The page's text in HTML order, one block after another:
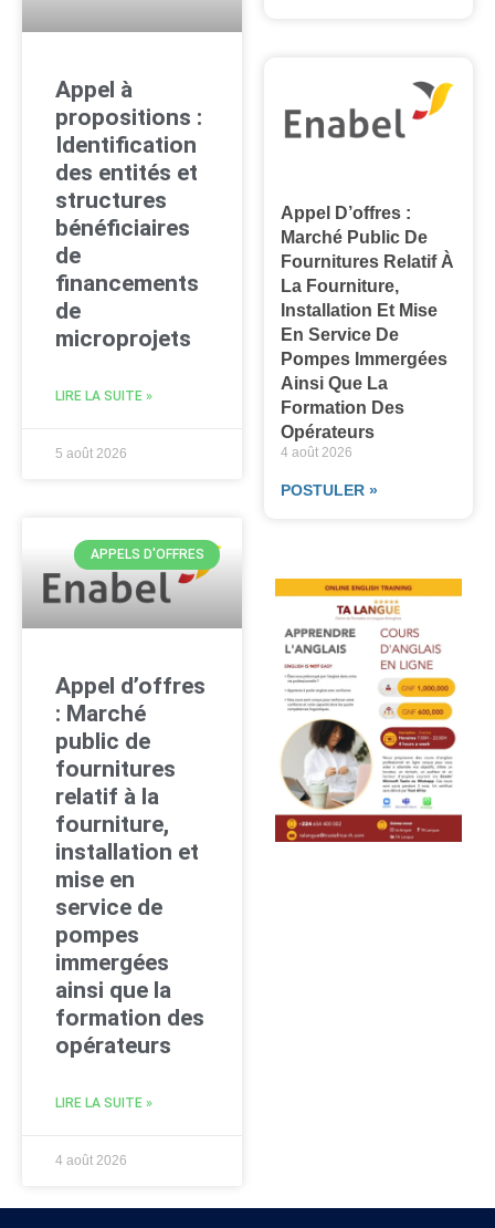
Appel à
propositions :
Identification
des entités et
structures
bénéficiaires
de
financements
de
microprojets
LIRE LA SUITE »
5 août 2026
APPELS D'OFFRES
Appel d’offres
: Marché
public de
fournitures
relatif à la
fourniture,
installation et
mise en
service de
pompes
immergées
ainsi que la
formation des
opérateurs
LIRE LA SUITE »
4 août 2026
Appel D’offres :
Marché Public De
Fournitures Relatif À
La Fourniture,
Installation Et Mise
En Service De
Pompes Immergées
Ainsi Que La
Formation Des
Opérateurs
4 août 2026
POSTULER »